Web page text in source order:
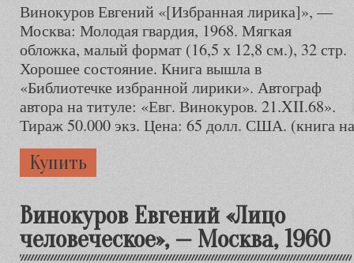
Винокуров Евгений «[Избранная лирика]», —
Москва: Молодая гвардия, 1968. Мягкая
обложка, малый формат (16,5 х 12,8 см.), 32 стр.
Хорошее состояние. Книга вышла в
«Библиотечке избранной лирики». Автограф
автора на титуле: «Евг. Винокуров. 21.XII.68».
Тираж 50.000 экз. Цена: 65 долл. США. (книга
Купить
Винокуров Евгений «Лицо
человеческое», — Москва, 1960